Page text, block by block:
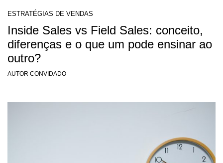
ESTRATÉGIAS DE VENDAS
Inside Sales vs Field Sales: conceito,
diferenças e o que um pode ensinar ao
outro?
AUTOR CONVIDADO